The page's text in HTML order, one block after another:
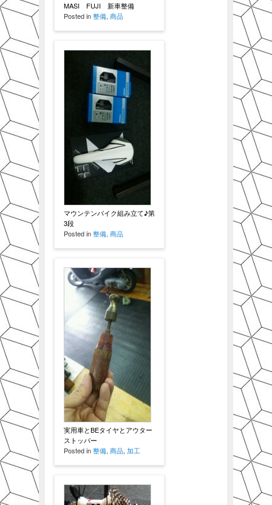
MASI FUJI 新車整備
Posted in整備, 商品
マウンテンバイク組み立て♪第
3段
Posted in整備, 商品
実用車とBEタイヤとアウター
ストッパー
Posted in整備, 商品, 加工